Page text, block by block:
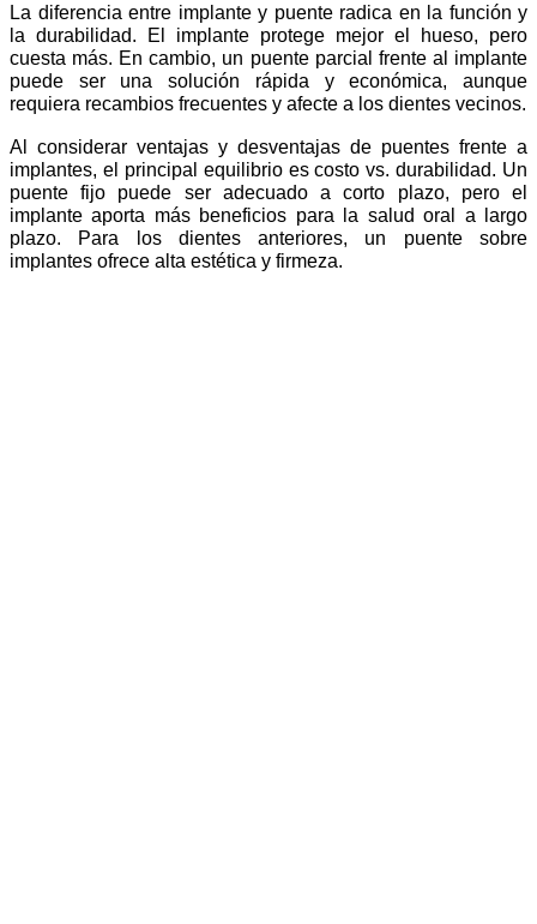
La diferencia entre implante y puente radica en la función y
la durabilidad. El implante protege mejor el hueso, pero
cuesta más. En cambio, un puente parcial frente al implante
puede ser una solución rápida y económica, aunque
requiera recambios frecuentes y afecte a los dientes vecinos.
Al considerar ventajas y desventajas de puentes frente a
implantes, el principal equilibrio es costo vs. durabilidad. Un
puente fijo puede ser adecuado a corto plazo, pero el
implante aporta más beneficios para la salud oral a largo
plazo. Para los dientes anteriores, un puente sobre
implantes ofrece alta estética y firmeza.